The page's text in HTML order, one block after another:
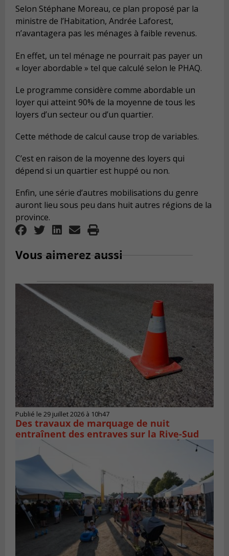
Selon Stéphane Moreau, ce plan proposé par la
ministre de l’Habitation, Andrée Laforest,
n’avantagera pas les ménages à faible revenus.
En effet, un tel ménage ne pourrait pas payer un
« loyer abordable » tel que calculé selon le PHAQ.
Le programme considère comme abordable un
loyer qui atteint 90% de la moyenne de tous les
loyers d’un secteur ou d’un quartier.
Cette méthode de calcul cause trop de variables.
C’est en raison de la moyenne des loyers qui
dépend si un quartier est huppé ou non.
Enfin, une série d’autres mobilisations du genre
auront lieu sous peu dans huit autres régions de la
province.
Vous aimerez aussi
Publié le 29 juillet 2026 à 10h47
Des travaux de marquage de nuit
entraînent des entraves sur la Rive-Sud